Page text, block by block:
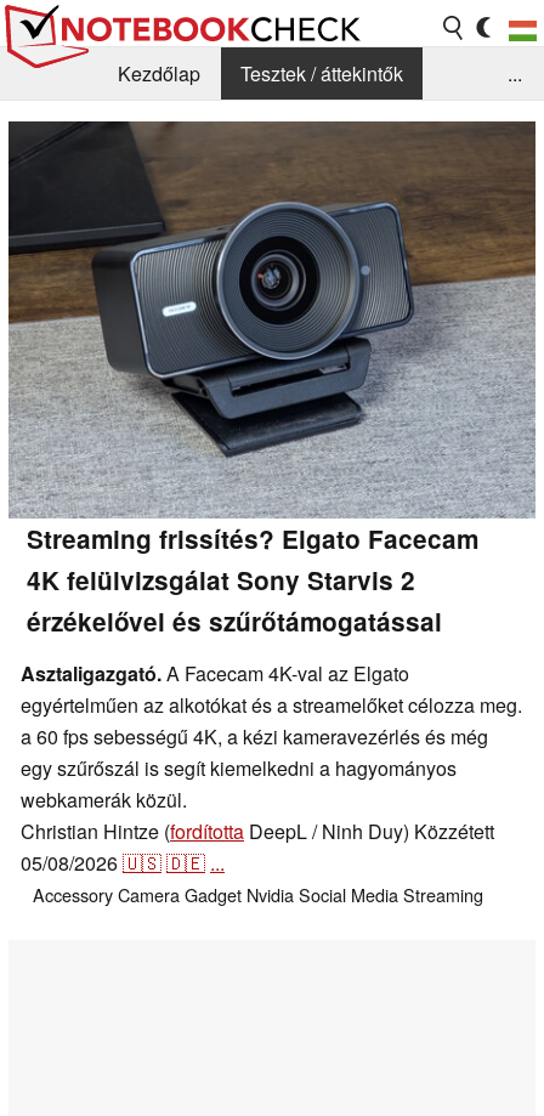
Kezdőlap
Tesztek / áttekintők
Hírek
GYIK / Technológia / Benchmarkok
Kapcsolat
...
Streaming frissítés? Elgato Facecam
4K felülvizsgálat Sony Starvis 2
érzékelővel és szűrőtámogatással
Asztaligazgató.A Facecam 4K-val az Elgato
egyértelműen az alkotókat és a streamelőket célozza meg.
a 60 fps sebességű 4K, a kézi kameravezérlés és még
egy szűrőszál is segít kiemelkedni a hagyományos
webkamerák közül.
Christian Hintze (fordította DeepL / Ninh Duy) Közzétett
05/08/2026🇺🇸🇩🇪 ...
AccessoryCameraGadget NvidiaSocial MediaStreaming